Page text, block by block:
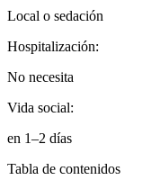
Local o sedación
Hospitalización:
No necesita
Vida social:
en 1–2 días
Tabla de contenidos